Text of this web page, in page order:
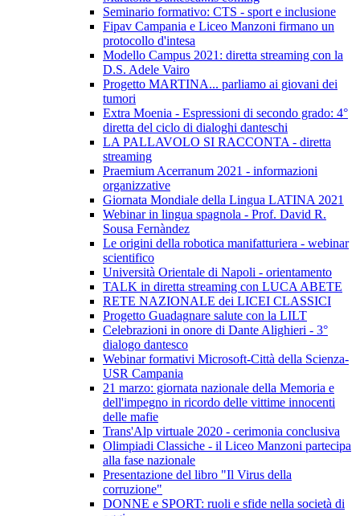
Seminario formativo: CTS - sport e inclusione
Fipav Campania e Liceo Manzoni firmano un
protocollo d'intesa
Modello Campus 2021: diretta streaming con la
D.S. Adele Vairo
Progetto MARTINA... parliamo ai giovani dei
tumori
Extra Moenia - Espressioni di secondo grado: 4°
diretta del ciclo di dialoghi danteschi
LA PALLAVOLO SI RACCONTA - diretta
streaming
Praemium Acerranum 2021 - informazioni
organizzative
Giornata Mondiale della Lingua LATINA 2021
Webinar in lingua spagnola - Prof. David R.
Sousa Fernàndez
Le origini della robotica manifatturiera - webinar
scientifico
Università Orientale di Napoli - orientamento
TALK in diretta streaming con LUCA ABETE
RETE NAZIONALE dei LICEI CLASSICI
Progetto Guadagnare salute con la LILT
Celebrazioni in onore di Dante Alighieri - 3°
dialogo dantesco
Webinar formativi Microsoft-Città della Scienza-
USR Campania
21 marzo: giornata nazionale della Memoria e
dell'impegno in ricordo delle vittime innocenti
delle mafie
Trans'Alp virtuale 2020 - cerimonia conclusiva
Olimpiadi Classiche - il Liceo Manzoni partecipa
alla fase nazionale
Presentazione del libro "Il Virus della
corruzione"
DONNE e SPORT: ruoli e sfide nella società di